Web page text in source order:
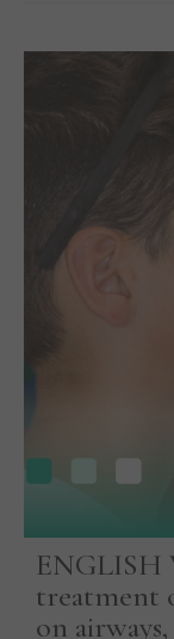
ENGLISH
treatment
on